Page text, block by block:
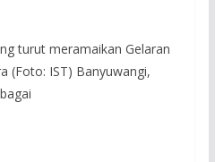
turut meramaikan Gelaran
(Foto: IST) Banyuwangi,